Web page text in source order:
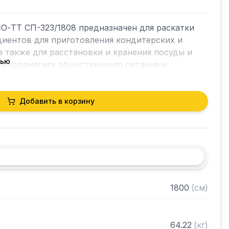
ТТ СП-323/1808 предназначен для раскатки
для приготовления кондитерских и
также для расстановки и хранения посуды и
общественного питания и
40 мм)
стали марки AISI 430 толщиной 0,8
Добавить в корзину
1800 (см)
64.22 (кг)